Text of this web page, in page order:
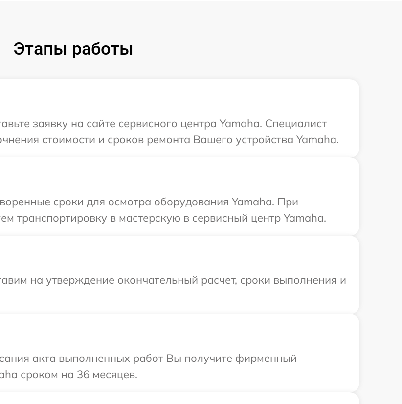
Этапы работы
заявку на сайте сервисного центра Yamaha. Специалист
стоимости и сроков ремонта Вашего устройства Yamaha.
сроки для осмотра оборудования Yamaha. При
транспортировку в мастерскую в сервисный центр Yamaha.
на утверждение окончательный расчет, сроки выполнения и
акта выполненных работ Вы получите фирменный
сроком на 36 месяцев.